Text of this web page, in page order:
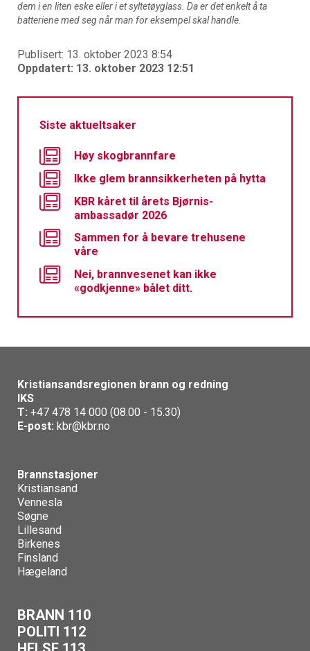
dem i en liten eske eller i et syltetøyglass. Da er det enkelt å ta
batteriene med seg når man for eksempel skal handle.
Publisert: 13. oktober 2023 8:54
Oppdatert: 13. oktober 2023 12:51
Siste aktueltsaker
Høy skogbrannfare
Ikke glem brannsikkerheten på hytta
KBR kåret til årets Bjørnis-
ambassadør 2026
Sammen for å bevare trehusene
våre
Nei, brannvesenet kan ikke
«godkjenne» bålet ditt.
Kristiansandsregionen brann og redning
IKS
T: +47 478 14 000 (08.00 - 15.30)
E-post: kbr@kbr.no
Brannstasjoner
Kristiansand
Vennesla
Søgne
Lillesand
Birkenes
Finsland
Hægeland
BRANN 110
POLITI 112